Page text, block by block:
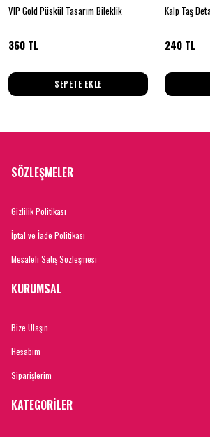
VIP Gold Püskül Tasarım Bileklik
360 TL
SEPETE EKLE
Kalp Taş
240 TL
SÖZLEŞMELER
Gizlilik Politikası
İptal ve İade Politikası
Mesafeli Satış Sözleşmesi
KURUMSAL
Bize Ulaşın
Hesabım
Siparişlerim
KATEGORİLER